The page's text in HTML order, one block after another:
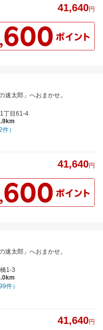
41,640円
速太郎」へおまかせ。
丁目61-4
件）
41,640円
速太郎」へおまかせ。
1-3
件）
41,640円